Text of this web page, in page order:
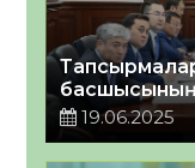
басшысының
19.06.2025